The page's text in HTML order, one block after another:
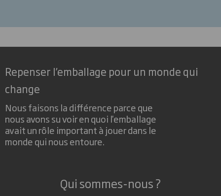
Repenser l’emballage pour un monde qui
change
Nous faisons la différence parce que
nous avons su voir en quoi l'emballage
avait un rôle important à jouer dans le
monde qui nous entoure.
Qui sommes-nous ?